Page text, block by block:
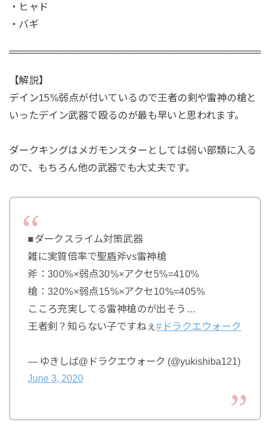
・ヒャド‬
・バギ‬
【解説】
デイン15%弱点が付いているので王者の剣や雷神の槍と
いったデイン武器で殴るのが最も早いと思われます。
ダークキングはメガモンスターとしては弱い部類に入る
ので、もちろん他の武器でも大丈夫です。
■ダークスライム対策武器
雑に実質倍率で聖盾斧vs雷神槍
斧：300%×弱点30%×アクセ5%=410%
槍：320%×弱点15%×アクセ10%=405%
こころ充実してる雷神槍のが出そう…
王者剣？知らない子ですねぇ#ドラクエウォーク
— ゆきしば@ドラクエウォーク (@yukishiba121)
June 3, 2020